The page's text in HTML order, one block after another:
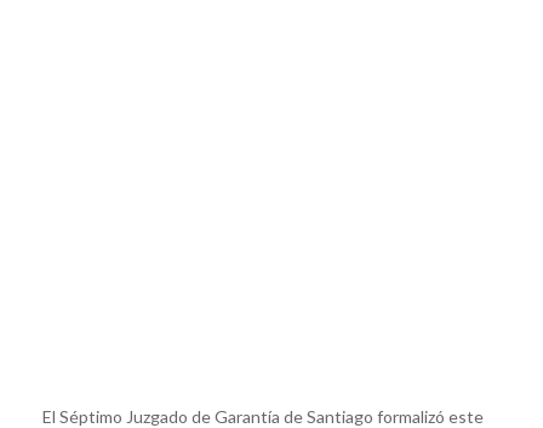
El Séptimo Juzgado de Garantía de Santiago formalizó este